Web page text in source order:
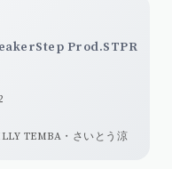
Prod.STPR
TEMBA・さいとう涼